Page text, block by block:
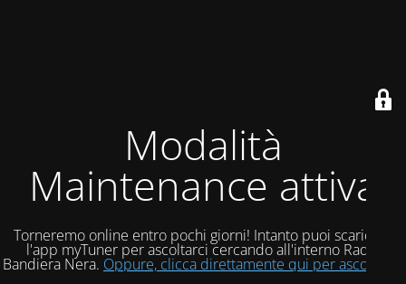
Modalità
Maintenance attiva
Torneremo online entro pochi giorni! Intanto puoi scaricare
l'app myTuner per ascoltarci cercando all'interno Radio
Bandiera Nera. Oppure, clicca direttamente qui per ascoltarci!